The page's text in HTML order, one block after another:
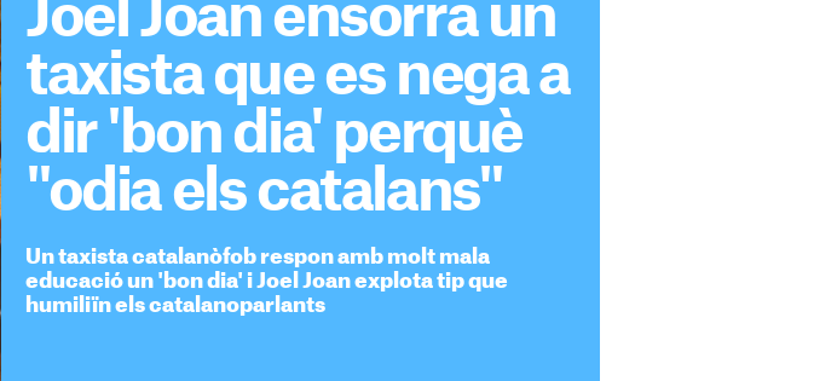
Joel Joan ensorra un
taxista que es nega a
dir 'bon dia' perquè
"odia els catalans"
Un taxista catalanòfob respon amb molt mala
educació un 'bon dia' i Joel Joan explota tip que
humiliïn els catalanoparlants